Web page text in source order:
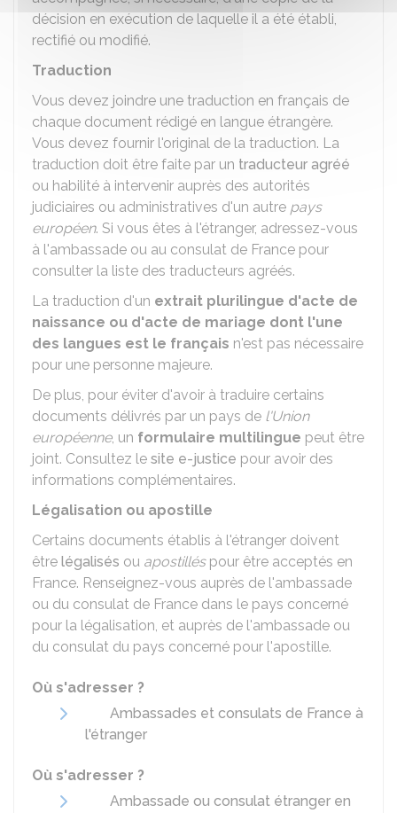
décision en exécution de laquelle il a été établi,
rectifié ou modifié.
Traduction
Vous devez joindre une traduction en français de
chaque document rédigé en langue étrangère.
Vous devez fournir l'original de la traduction. La
traduction doit être faite par un traducteur agréé
ou habilité à intervenir auprès des autorités
judiciaires ou administratives d'un autre pays
européen. Si vous êtes à l'étranger, adressez-vous
à l'ambassade ou au consulat de France pour
consulter la liste des traducteurs agréés.
La traduction d'un extrait plurilingue d'acte de
naissance ou d'acte de mariage dont l'une
des langues est le français n'est pas nécessaire
pour une personne majeure.
De plus, pour éviter d'avoir à traduire certains
documents délivrés par un pays de l'Union
européenne, un formulaire multilingue peut être
joint. Consultez le site e-justice pour avoir des
informations complémentaires.
Légalisation ou apostille
Certains documents établis à l'étranger doivent
être légalisés ou apostilléspour être acceptés en
France. Renseignez-vous auprès de l'ambassade
ou du consulat de France dans le pays concerné
pour la légalisation, et auprès de l'ambassade ou
du consulat du pays concerné pour l'apostille.
Où s'adresser ?
Ambassades et consulats de France à
l'étranger
Où s'adresser ?
Ambassade ou consulat étranger en